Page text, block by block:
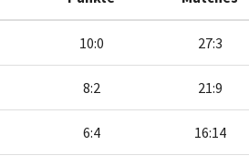
10:0 27:3
8:2 21:9
6:4 16:14